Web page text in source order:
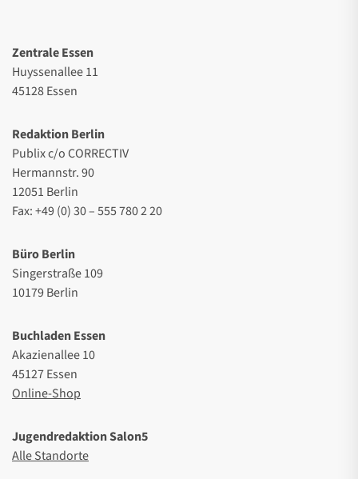
Zentrale Essen
Huyssenallee 11
45128 Essen
Redaktion Berlin
Publix c/o CORRECTIV
Hermannstr. 90
12051 Berlin
Fax: +49 (0) 30 – 555 780 2 20
Büro Berlin
Singerstraße 109
10179 Berlin
Buchladen Essen
Akazienallee 10
45127 Essen
Online-Shop
Jugendredaktion Salon5
Alle Standorte